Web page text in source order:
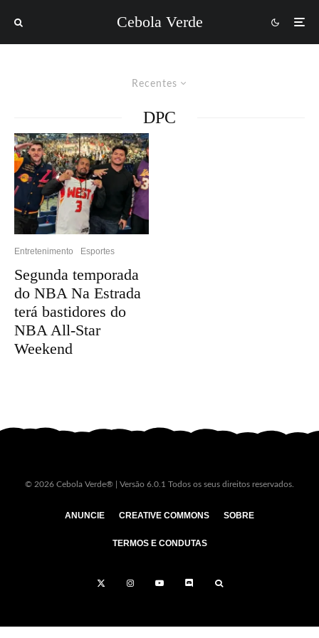
Cebola Verde
Recentes
DPC
Entretenimento Esportes
Segunda temporada
do NBA Na Estrada
terá bastidores do
NBA All-Star
Weekend
© 2026 Cebola Verde® | Versão 6.0.1 Todos os seus direitos reservados.
ANUNCIE CREATIVE COMMONS SOBRE
TERMOS E CONDUTAS